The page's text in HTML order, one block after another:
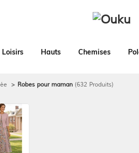
Loisirs Hauts Chemises
> Robes pour maman (632 Produits)